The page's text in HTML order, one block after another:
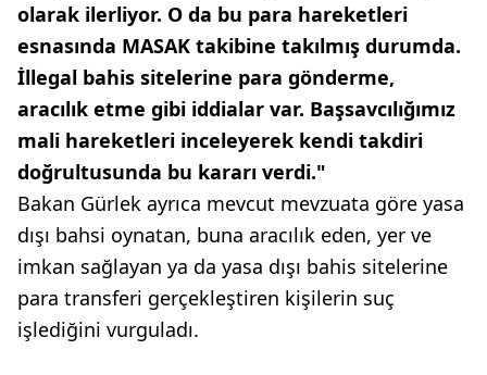
olarak ilerliyor. O da bu para hareketleri
esnasında MASAK takibine takılmış durumda.
İllegal bahis sitelerine para gönderme,
aracılık etme gibi iddialar var. Başsavcılığımız
mali hareketleri inceleyerek kendi takdiri
doğrultusunda bu kararı verdi."
Bakan Gürlek ayrıca mevcut mevzuata göre yasa
dışı bahsi oynatan, buna aracılık eden, yer ve
imkan sağlayan ya da yasa dışı bahis sitelerine
para transferi gerçekleştiren kişilerin suç
işlediğini vurguladı.